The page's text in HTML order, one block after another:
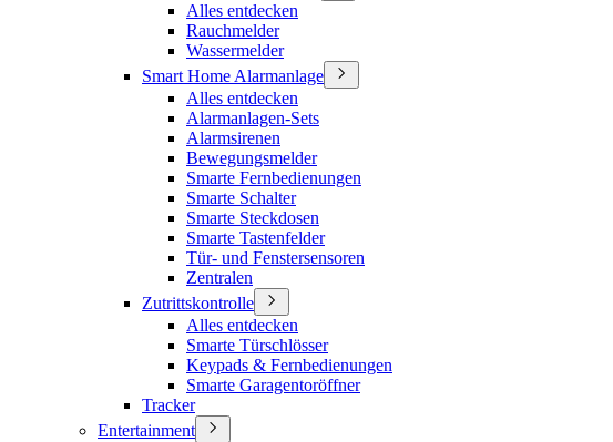
Alles entdecken
Rauchmelder
Wassermelder
Smart Home Alarmanlage
Alles entdecken
Alarmanlagen-Sets
Alarmsirenen
Bewegungsmelder
Smarte Fernbedienungen
Smarte Schalter
Smarte Steckdosen
Smarte Tastenfelder
Tür- und Fenstersensoren
Zentralen
Zutrittskontrolle
Alles entdecken
Smarte Türschlösser
Keypads & Fernbedienungen
Smarte Garagentoröffner
Tracker
Entertainment